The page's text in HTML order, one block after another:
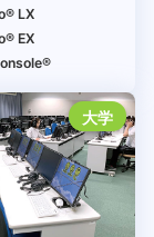
LX
EX
大学